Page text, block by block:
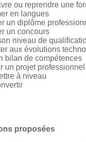
ou reprendre une
en langues
un diplôme
un concours
niveau de
aux évolutions
bilan de compétences
un projet professionnel
à niveau
proposées